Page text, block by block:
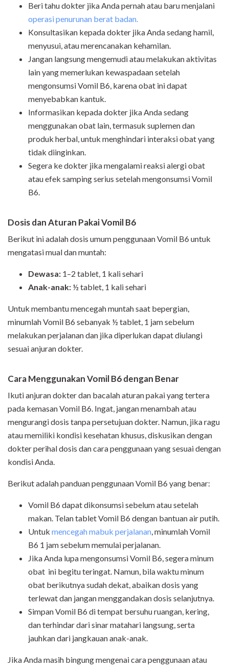
Beri tahu dokter jika Anda pernah atau baru menjalani
operasi penurunan berat badan.
Konsultasikan kepada dokter jika Anda sedang hamil,
menyusui, atau merencanakan kehamilan.
Jangan langsung mengemudi atau melakukan aktivitas
lain yang memerlukan kewaspadaan setelah
mengonsumsi Vomil B6, karena obat ini dapat
menyebabkan kantuk.
Informasikan kepada dokter jika Anda sedang
menggunakan obat lain, termasuk suplemen dan
produk herbal, untuk menghindari interaksi obat yang
tidak diinginkan.
Segera ke dokter jika mengalami reaksi alergi obat
atau efek samping serius setelah mengonsumsi Vomil
B6.
Dosis dan Aturan Pakai Vomil B6
Berikut ini adalah dosis umum penggunaan Vomil B6 untuk
mengatasi mual dan muntah:
Dewasa: 1–2 tablet, 1 kali sehari
Anak-anak: ½ tablet, 1 kali sehari
Untuk membantu mencegah muntah saat bepergian,
minumlah Vomil B6 sebanyak ½ tablet, 1 jam sebelum
melakukan perjalanan dan jika diperlukan dapat diulangi
sesuai anjuran dokter.
Cara Menggunakan Vomil B6 dengan Benar
Ikuti anjuran dokter dan bacalah aturan pakai yang tertera
pada kemasan Vomil B6. Ingat, jangan menambah atau
mengurangi dosis tanpa persetujuan dokter. Namun, jika ragu
atau memiliki kondisi kesehatan khusus, diskusikan dengan
dokter perihal dosis dan cara penggunaan yang sesuai dengan
kondisi Anda.
Berikut adalah panduan penggunaan Vomil B6 yang benar:
Vomil B6 dapat dikonsumsi sebelum atau setelah
makan. Telan tablet Vomil B6 dengan bantuan air putih.
Untuk mencegah mabuk perjalanan, minumlah Vomil
B6 1 jam sebelum memulai perjalanan.
Jika Anda lupa mengonsumsi Vomil B6, segera minum
obat ini begitu teringat. Namun, bila waktu minum
obat berikutnya sudah dekat, abaikan dosis yang
terlewat dan jangan menggandakan dosis selanjutnya.
Simpan Vomil B6 di tempat bersuhu ruangan, kering,
dan terhindar dari sinar matahari langsung, serta
jauhkan dari jangkauan anak-anak.
Jika Anda masih bingung mengenai cara penggunaan atau